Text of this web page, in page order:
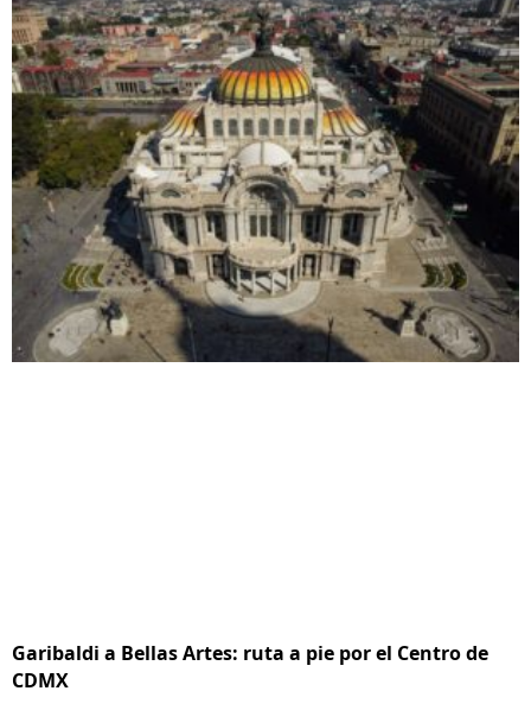
Garibaldi a Bellas Artes: ruta a pie por el Centro de
CDMX